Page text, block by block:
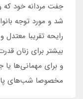
جفت مردانه خود که
شد و مورد توجه
رایحه تقریبا
بیشتر برای زنان
و برای مهمانی‌ها‌
مخصوصا شب‌های